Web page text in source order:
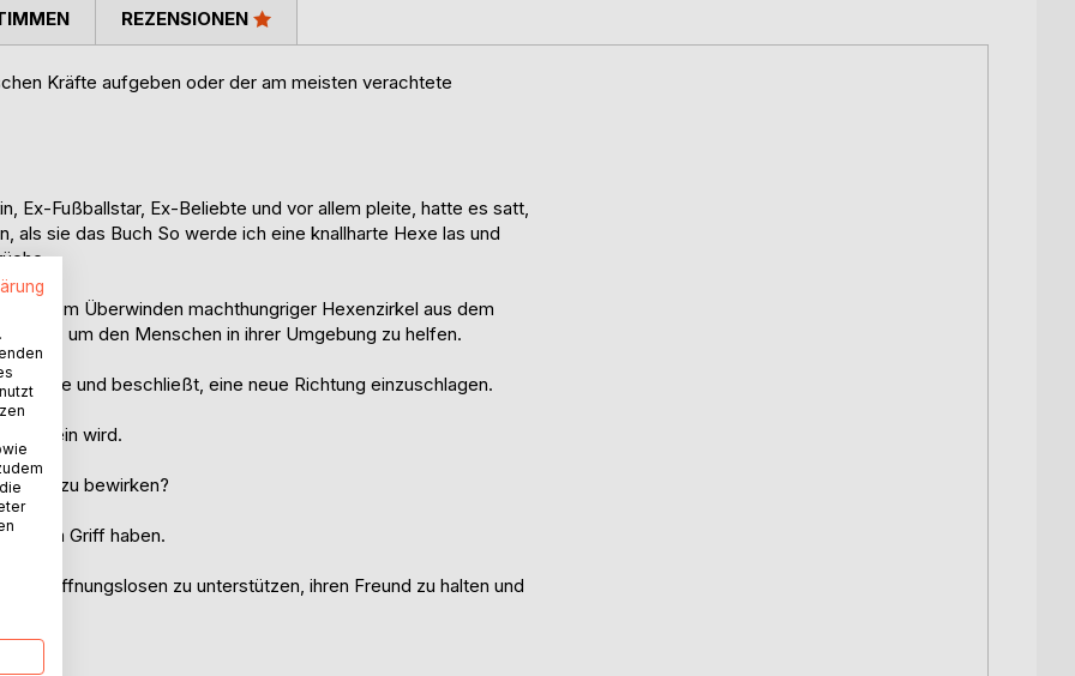
Kräfte aufgeben oder der am meisten verachtete
Ex-Fußballstar, Ex-Beliebte und vor allem pleite, hatte es satt,
als sie das Buch So werde ich eine knallharte Hexe las und
dem Überwinden machthungriger Hexenzirkel aus dem
um den Menschen in ihrer Umgebung zu helfen.
vorne und beschließt, eine neue Richtung einzuschlagen.
sein wird.
zu bewirken?
im Griff haben.
Hoffnungslosen zu unterstützen, ihren Freund zu halten und
REZENSIONEN